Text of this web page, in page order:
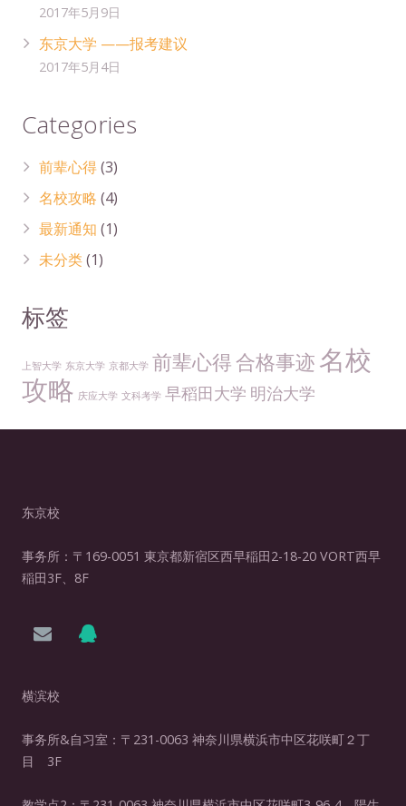
2017年5月9日
东京大学 ——报考建议
2017年5月4日
Categories
前辈心得(3)
名校攻略 (4)
最新通知 (1)
未分类(1)
标签
上智大学 东京大学 京都大学 前辈心得合格事迹名校
攻略 庆应大学 文科考学 早稻田大学 明治大学
东京校
事务所：〒169-0051 東京都新宿区西早稲田2-18-20 VORT西早
稲田3F、8F
横滨校
事务所&自习室：〒231-0063 神奈川県横浜市中区花咲町２丁
目 3F